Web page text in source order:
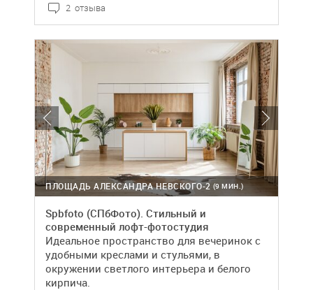
2 отзыва
(9 МИН.)
ПЛОЩАДЬ АЛЕКСАНДРА НЕВСКОГО-2
Spbfoto (СПбФото). Стильный и
современный лофт-фотостудия
Идеальное пространство для вечеринок с
удобными креслами и стульями, в
окружении светлого интерьера и белого
кирпича.